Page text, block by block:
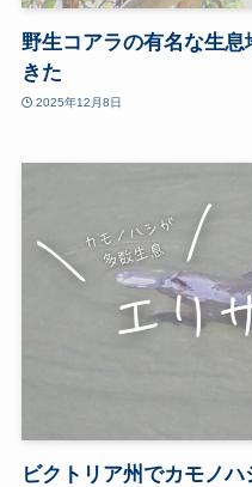
野生コアラの有名な生
きた
2025年12月8日
ビクトリア州でカモノ